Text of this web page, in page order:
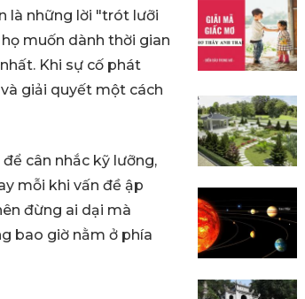
là những lời "trót lưỡi
muốn dành thời gian
Khi sự cố phát
giải quyết một cách
cân nhắc kỹ lưỡng,
mỗi khi vấn đề ập
đừng ai dại mà
bao giờ nằm ở phía